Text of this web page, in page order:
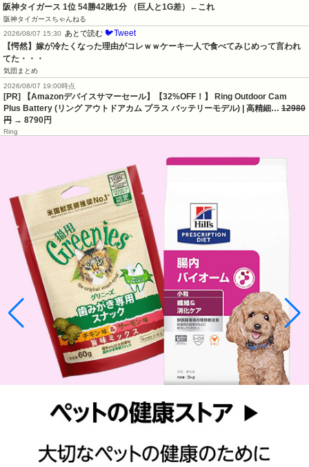
阪神タイガース 1位 54勝42敗1分 （巨人と1G差）←これ
阪神タイガースちゃんねる
2026/08/07 15:30
あとで読む 🐦Tweet
【愕然】嫁が冷たくなった理由がコレｗｗケーキ一人で食べてみじめって言われ
てた・・・
気団まとめ
2026/08/07 19:00時点
[PR] 【Amazonデバイスサマーセール】【32%OFF！】 Ring Outdoor Cam
Plus Battery (リング アウトドアカム プラス バッテリーモデル) | 高精細… 12980
円 → 8790円
Ring